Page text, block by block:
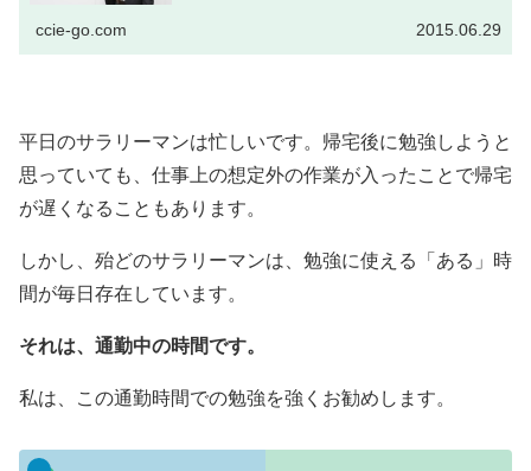
ccie-go.com 2015.06.29
平日のサラリーマンは忙しいです。帰宅後に勉強しようと
思っていても、仕事上の想定外の作業が入ったことで帰宅
が遅くなることもあります。
しかし、殆どのサラリーマンは、勉強に使える「ある」時
間が毎日存在しています。
それは、通勤中の時間です。
私は、この通勤時間での勉強を強くお勧めします。